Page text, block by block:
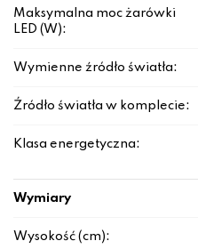
Maksymalna moc żarówki
LED (W):
Wymienne źródło światła:
Źródło światła w komplecie:
Klasa energetyczna:
Wymiary
Wysokość (cm):